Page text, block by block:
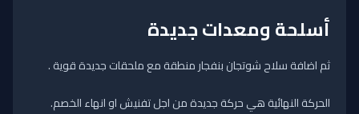
أسلحة ومعدات جديدة
ثم اضافة سلاح شوتجان بنفجار منطقة مع ملحقات جديدة قوية .
الحركة النهائية هي حركة جديدة من اجل تفنيش او انهاء الخصم.